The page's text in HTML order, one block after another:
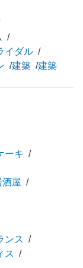
イダル
建築 建築
ーキ
酒屋
ンス
ス